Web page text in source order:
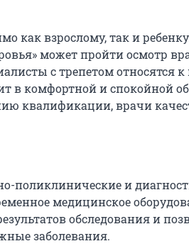
как взрослому, так и
может пройти осмотр
с трепетом относятся
в комфортной и спокойной
квалификации, врачи
поликлинические и
медицинское
обследования и
заболевания.